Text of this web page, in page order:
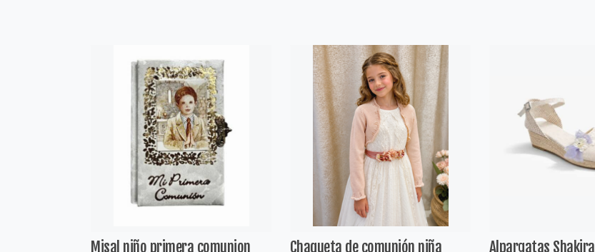
Misal niño primera comunion Chaqueta de comunión niña Alpargatas Shakira